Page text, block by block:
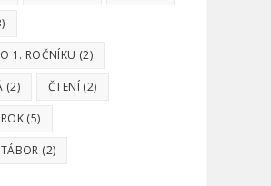
1. ROČNÍKU (2)
(2) ČTENÍ (2)
(5)
(2)